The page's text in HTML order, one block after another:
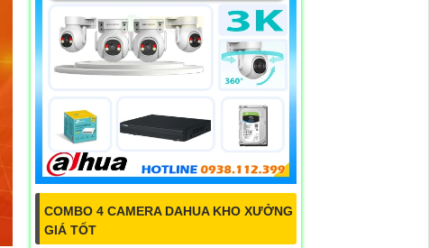
COMBO 4 CAMERA DAHUA KHO XƯỞNG
GIÁ TỐT